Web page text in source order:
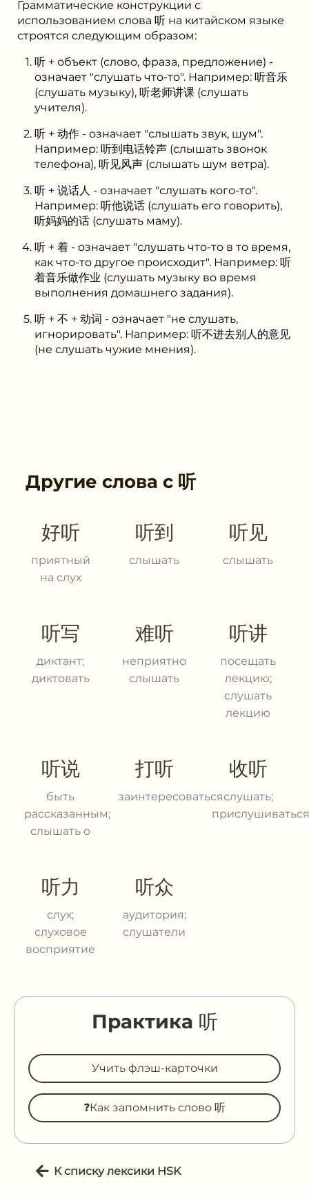
Грамматические конструкции с
использованием слова 听 на китайском языке
строятся следующим образом:
听 + объект (слово, фраза, предложение) -
означает "слушать что-то". Например: 听音乐
(слушать музыку), 听老师讲课 (слушать
учителя).
听 + 动作 - означает "слышать звук, шум".
Например: 听到电话铃声 (слышать звонок
телефона), 听见风声 (слышать шум ветра).
听 + 说话人 - означает "слушать кого-то".
Например: 听他说话 (слушать его говорить),
听妈妈的话 (слушать маму).
听 + 着 - означает "слушать что-то в то время,
как что-то другое происходит". Например: 听
着音乐做作业 (слушать музыку во время
выполнения домашнего задания).
听 + 不 + 动词 - означает "не слушать,
игнорировать". Например: 听不进去别人的意见
(не слушать чужие мнения).
Другие слова с 听
好听
приятный
на слух
听到
слышать
听见
слышать
听写
диктант;
диктовать
难听
неприятно
слышать
听讲
посещать
лекцию;
слушать
лекцию
听说
быть
рассказанным;
слышать о
打听
заинтересоваться
收听
слушать;
прислушиваться
听力
слух;
слуховое
восприятие
听众
аудитория;
слушатели
Практика 听
Учить флэш-карточки
❓Как запомнить слово 听
К списку лексики HSK